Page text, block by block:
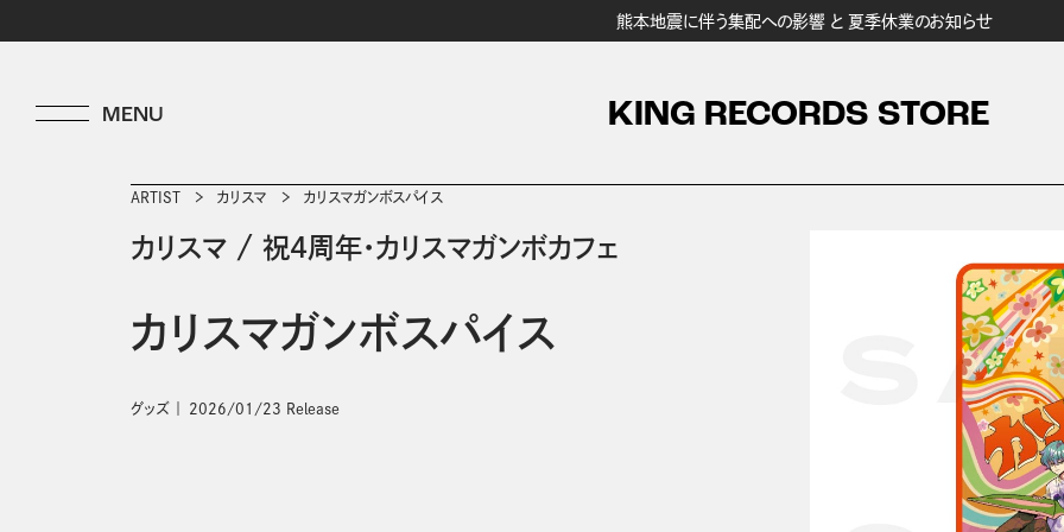
熊本地震に伴う集配への影響 と 夏季休業のお知らせ
KING RECORDS STORE
ARTIST カリスマ カリスマガンボスパイス
カリスマ / 祝4周年・カリスマガンボカフェ
カリスマガンボスパイス
グッズ 2026/01/23 Release